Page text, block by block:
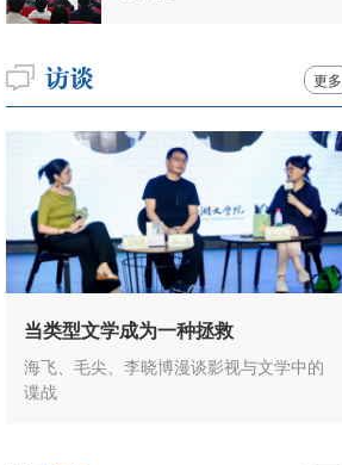
更多
当类型文学成为一种拯救
海飞、毛尖、李晓博漫谈影视与文学中的
谍战